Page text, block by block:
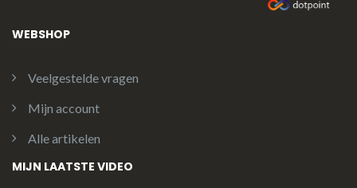
WEBSHOP
Veelgestelde vragen
Mijn account
Alle artikelen
MIJN LAATSTE VIDEO